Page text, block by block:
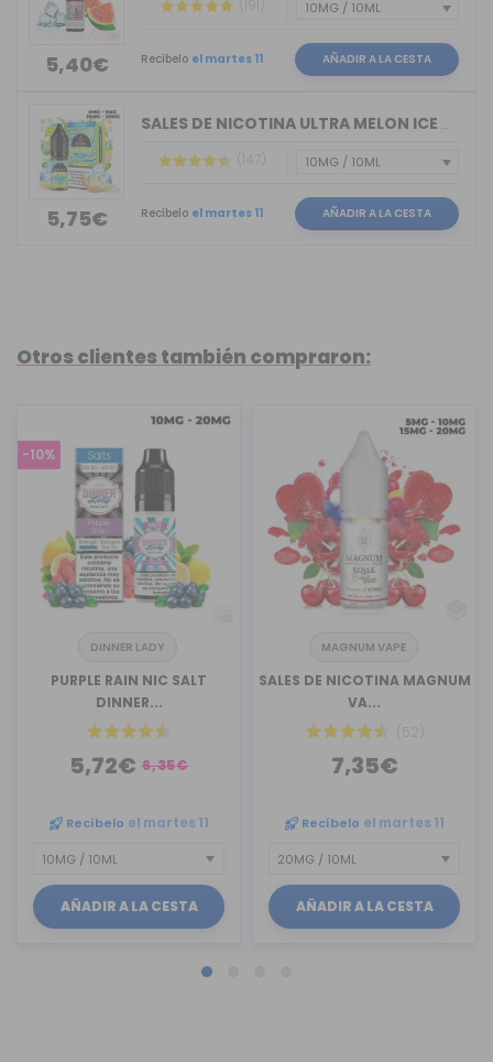
5,40€
(191)
Recíbelo el martes 11 AÑADIR A LA CESTA
5,75€
SALES DE NICOTINA ULTRA MELON ICE BAR...
(147)
Recíbelo el martes 11 AÑADIR A LA CESTA
Otros clientes también compraron:
-10%
DINNER LADY
PURPLE RAIN NIC SALT
DINNER...
5,72€ 6,35€
Recíbelo el martes 11
AÑADIR A LA CESTA
MAGNUM VAPE
SALES DE NICOTINA MAGNUM
VA...
(52)
7,35€
Recíbelo el martes 11
AÑADIR A LA CESTA